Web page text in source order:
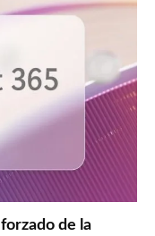
de la